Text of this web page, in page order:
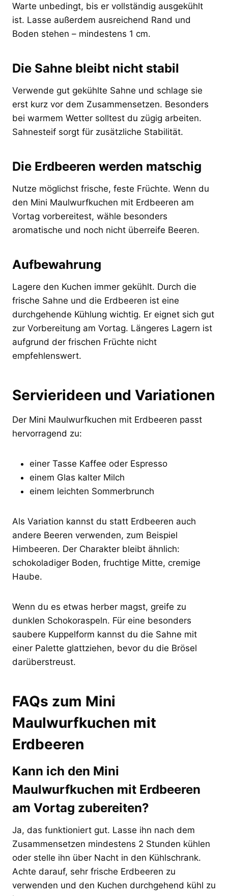
Warte unbedingt, bis er vollständig ausgekühlt
ist. Lasse außerdem ausreichend Rand und
Boden stehen – mindestens 1 cm.
Die Sahne bleibt nicht stabil
Verwende gut gekühlte Sahne und schlage sie
erst kurz vor dem Zusammensetzen. Besonders
bei warmem Wetter solltest du zügig arbeiten.
Sahnesteif sorgt für zusätzliche Stabilität.
Die Erdbeeren werden matschig
Nutze möglichst frische, feste Früchte. Wenn du
den Mini Maulwurfkuchen mit Erdbeeren am
Vortag vorbereitest, wähle besonders
aromatische und noch nicht überreife Beeren.
Aufbewahrung
Lagere den Kuchen immer gekühlt. Durch die
frische Sahne und die Erdbeeren ist eine
durchgehende Kühlung wichtig. Er eignet sich gut
zur Vorbereitung am Vortag. Längeres Lagern ist
aufgrund der frischen Früchte nicht
empfehlenswert.
Servierideen und Variationen
Der Mini Maulwurfkuchen mit Erdbeeren passt
hervorragend zu:
einer Tasse Kaffee oder Espresso
einem Glas kalter Milch
einem leichten Sommerbrunch
Als Variation kannst du statt Erdbeeren auch
andere Beeren verwenden, zum Beispiel
Himbeeren. Der Charakter bleibt ähnlich:
schokoladiger Boden, fruchtige Mitte, cremige
Haube.
Wenn du es etwas herber magst, greife zu
dunklen Schokoraspeln. Für eine besonders
saubere Kuppelform kannst du die Sahne mit
einer Palette glattziehen, bevor du die Brösel
darüberstreust.
FAQs zum Mini
Maulwurfkuchen mit
Erdbeeren
Kann ich den Mini
Maulwurfkuchen mit Erdbeeren
am Vortag zubereiten?
Ja, das funktioniert gut. Lasse ihn nach dem
Zusammensetzen mindestens 2 Stunden kühlen
oder stelle ihn über Nacht in den Kühlschrank.
Achte darauf, sehr frische Erdbeeren zu
verwenden und den Kuchen durchgehend kühl zu